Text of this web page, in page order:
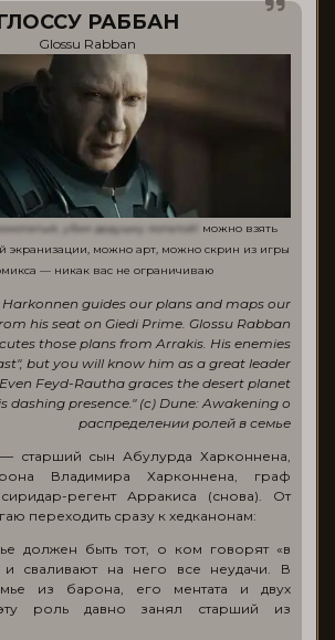
РАББАН
Glossu Rabban
убил дедушку лопатой! можно взять
экранизации, можно арт, можно скрин из игры
— никак вас не ограничиваю
guides our plans and maps our
his seat on Giedi Prime. Glossu Rabban
those plans from Arrakis. His enemies
but you will know him as a great leader
Feyd-Rautha graces the desert planet
dashing presence." (c) Dune: Awakening о
распределении ролей в семье
старший сын Абулурда Харконнена,
Владимира Харконнена, граф
регент Арракиса (снова). От
переходить сразу к хедканонам:
должен быть тот, о ком говорят «в
сваливают на него все неудачи. В
из барона, его ментата и двух
роль давно занял старший из